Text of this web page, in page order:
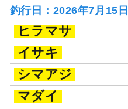
釣行日：2026年7月15
ヒラマサ
イサキ
シマアジ
マダイ